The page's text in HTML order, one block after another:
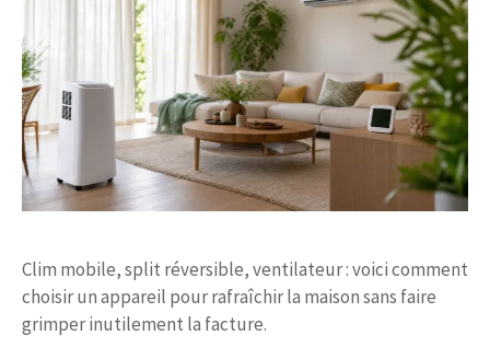
Clim mobile, split réversible, ventilateur : voici comment
choisir un appareil pour rafraîchir la maison sans faire
grimper inutilement la facture.